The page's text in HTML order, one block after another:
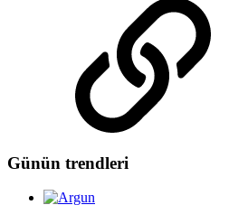
Günün trendleri